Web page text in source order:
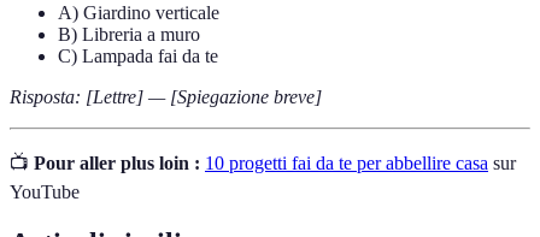
A) Giardino verticale
B) Libreria a muro
C) Lampada fai da te
Risposta: [Lettre] — [Spiegazione breve]
📺 Pour aller plus loin : 10 progetti fai da te per abbellire casa sur
YouTube